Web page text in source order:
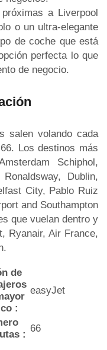
a Liverpool
o un ultra-elegante
de coche que está
perfecta lo que
de negocio.
salen volando cada
Los destinos más
Schiphol,
Dublin,
City, Pablo Ruiz
and Southampton
que vuelan dentro y
Ryanair, Air France,
de
:
easyJet
:
66